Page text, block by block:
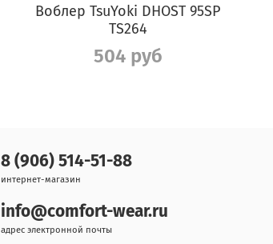
Воблер TsuYoki DHOST 95SP
TS264
504 руб
8 (906) 514-51-88
интернет-магазин
info@comfort-wear.ru
адрес электронной почты